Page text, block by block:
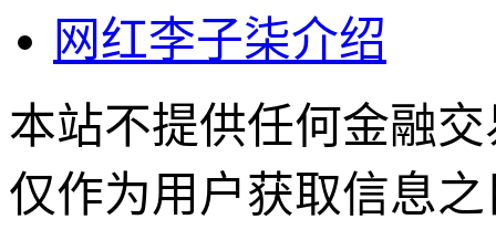
网红李子柒介绍
本站不提供任何金融
仅作为用户获取信息